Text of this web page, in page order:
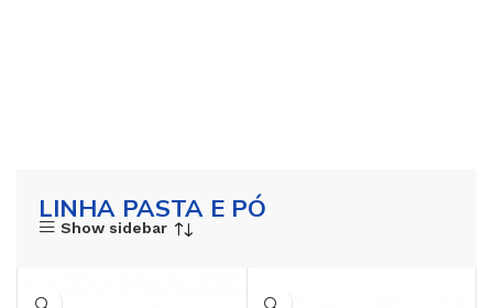
LINHA PASTA E PÓ
Show sidebar